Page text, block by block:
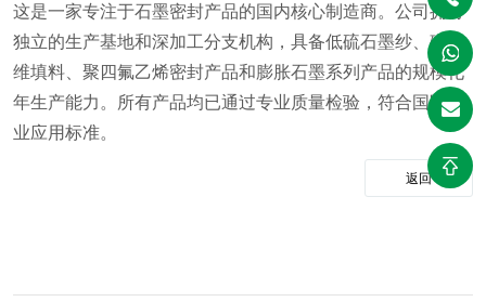
这是一家专注于石墨密封产品的国内核心制造商。公司拥有
独立的生产基地和深加工分支机构，具备低硫石墨纱、碳纤
维填料、聚四氟乙烯密封产品和膨胀石墨系列产品的规模化
年生产能力。所有产品均已通过专业质量检验，符合国际工
业应用标准。
返回